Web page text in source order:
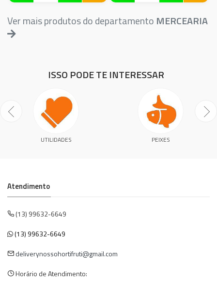
Ver mais produtos do departamento MERCEARIA
ISSO PODE TE INTERESSAR
UTILIDADES PEIXES
Atendimento
(13) 99632-6649
(13) 99632-6649
deliverynossohortifruti@gmail.com
Horário de Atendimento: